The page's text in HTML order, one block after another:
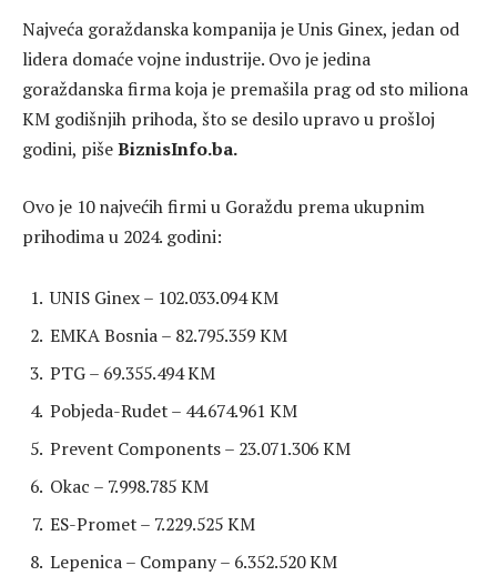
Najveća goraždanska kompanija je Unis Ginex, jedan od
lidera domaće vojne industrije. Ovo je jedina
goraždanska firma koja je premašila prag od sto miliona
KM godišnjih prihoda, što se desilo upravo u prošloj
godini, pišeBiznisInfo.ba.
Ovo je 10 najvećih firmi u Goraždu prema ukupnim
prihodima u 2024. godini:
UNIS Ginex – 102.033.094 KM
EMKA Bosnia – 82.795.359 KM
PTG – 69.355.494 KM
Pobjeda-Rudet – 44.674.961 KM
Prevent Components – 23.071.306 KM
Okac – 7.998.785 KM
ES-Promet – 7.229.525 KM
Lepenica – Company – 6.352.520 KM